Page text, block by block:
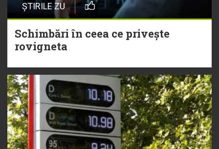
ȘTIRILE ZU
Schimbări în ceea ce privește
rovigneta